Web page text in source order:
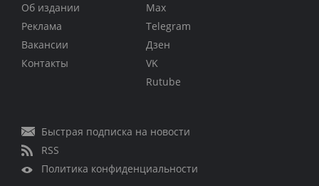
Об издании
Реклама
Вакансии
Контакты
Max
Telegram
Дзен
VK
Rutube
Быстрая подписка на новости
RSS
Политика конфиденциальности